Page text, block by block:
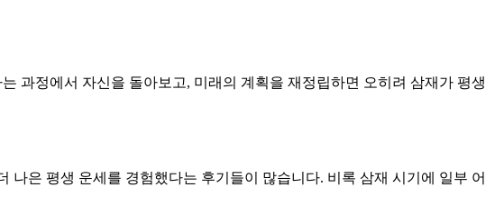
과정에서 자신을 돌아보고, 미래의 계획을 재정립하면 오히려 삼재가 평생
은 평생 운세를 경험했다는 후기들이 많습니다. 비록 삼재 시기에 일부 어